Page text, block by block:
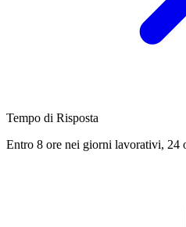
Tempo di Risposta
Entro 8 ore nei giorni lavorativi, 24